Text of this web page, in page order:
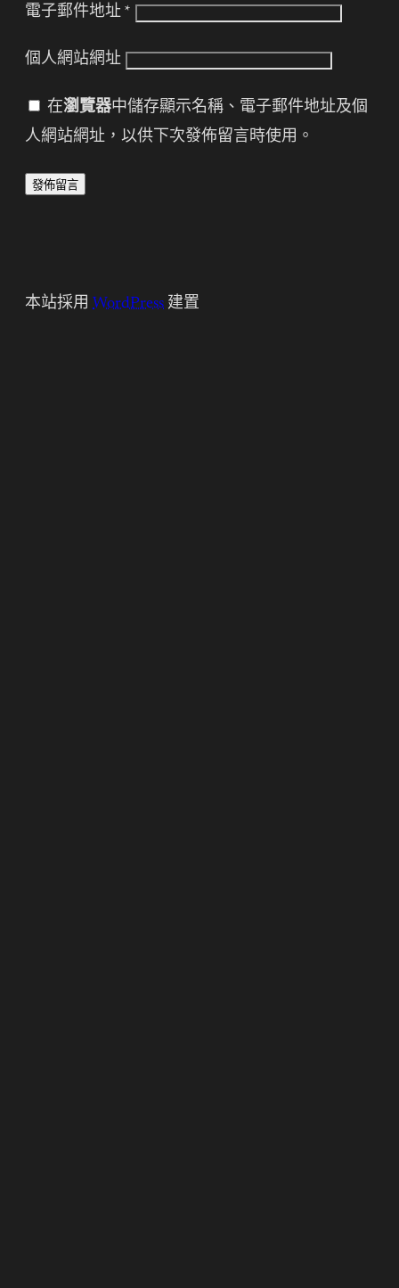
電子郵件地址 *
個人網站網址
在瀏覽器中儲存顯示名稱、電子郵件地址及個
人網站網址，以供下次發佈留言時使用。
本站採用 WordPress 建置